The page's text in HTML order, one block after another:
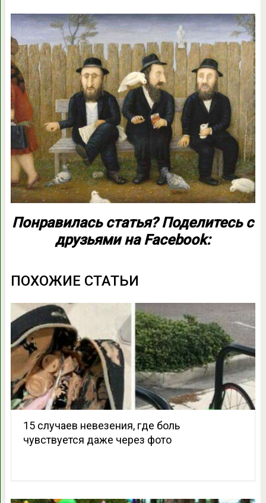
Понравилась статья? Поделитесь с
друзьями на Facebook:
ПОХОЖИЕ СТАТЬИ
15 случаев невезения, где боль
чувствуется даже через фото